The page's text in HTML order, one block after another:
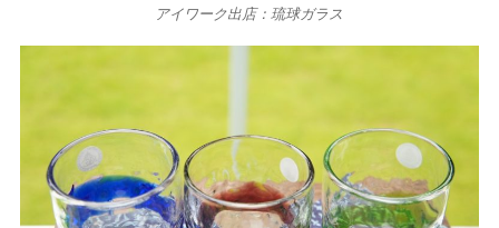
アイワーク出店：琉球ガラス